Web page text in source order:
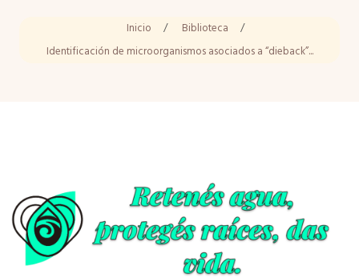
Inicio / Biblioteca
/
Identificación de microorganismos asociados a “dieback”...